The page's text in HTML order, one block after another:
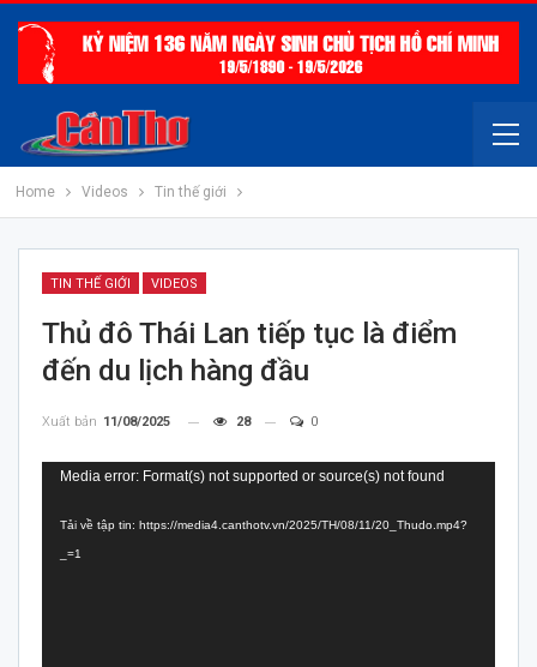
Home Videos Tin thế giới
TIN THẾ GIỚI VIDEOS
Thủ đô Thái Lan tiếp tục là điểm
đến du lịch hàng đầu
Xuất bản 11/08/2025 28 0
Trình
Video
Media error: Format(s) not supported or source(s) not found
Tải về tập tin: https://media4.canthotv.vn/2025/TH/08/11/20_Thudo.mp4?
_=1